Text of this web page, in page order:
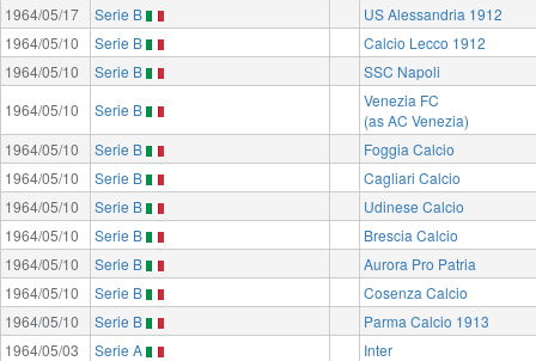
1964/05/17
Serie B
US Alessandria 1912
1964/05/10
Serie B
Calcio Lecco 1912
1964/05/10
Serie B
SSC Napoli
1964/05/10
Serie B
Venezia FC
(as AC Venezia)
1964/05/10
Serie B
Foggia Calcio
1964/05/10
Serie B
Cagliari Calcio
1964/05/10
Serie B
Udinese Calcio
1964/05/10
Serie B
Brescia Calcio
1964/05/10
Serie B
Aurora Pro Patria
1964/05/10
Serie B
Cosenza Calcio
1964/05/10
Serie B
Parma Calcio 1913
1964/05/03
Serie A
Inter